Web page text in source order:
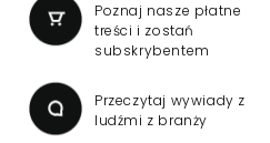
Poznaj nasze płatne
treści i zostań
subskrybentem
Przeczytaj wywiady z
ludźmi z branży